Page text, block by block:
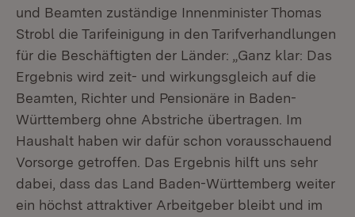
und Beamten zuständige Innenminister Thomas
Strobl die Tarifeinigung in den Tarifverhandlungen
für die Beschäftigten der Länder: „Ganz klar: Das
Ergebnis wird zeit- und wirkungsgleich auf die
Beamten, Richter und Pensionäre in Baden-
Württemberg ohne Abstriche übertragen. Im
Haushalt haben wir dafür schon vorausschauend
Vorsorge getroffen. Das Ergebnis hilft uns sehr
dabei, dass das Land Baden-Württemberg weiter
ein höchst attraktiver Arbeitgeber bleibt und im